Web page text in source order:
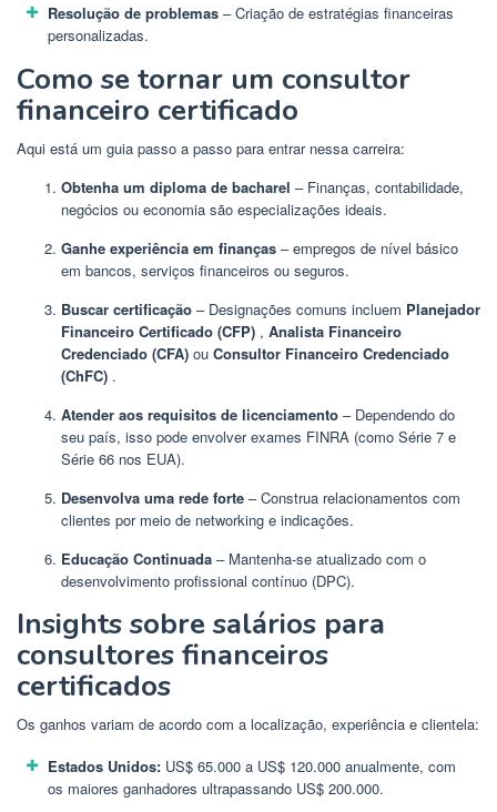
Resolução de problemas – Criação de estratégias financeiras
personalizadas.
Como se tornar um consultor
financeiro certificado
Aqui está um guia passo a passo para entrar nessa carreira:
Obtenha um diploma de bacharel – Finanças, contabilidade,
negócios ou economia são especializações ideais.
Ganhe experiência em finanças – empregos de nível básico
em bancos, serviços financeiros ou seguros.
Buscar certificação – Designações comuns incluem Planejador
Financeiro Certificado (CFP) , Analista Financeiro
Credenciado (CFA) ou Consultor Financeiro Credenciado
(ChFC) .
Atender aos requisitos de licenciamento – Dependendo do
seu país, isso pode envolver exames FINRA (como Série 7 e
Série 66 nos EUA).
Desenvolva uma rede forte – Construa relacionamentos com
clientes por meio de networking e indicações.
Educação Continuada – Mantenha-se atualizado com o
desenvolvimento profissional contínuo (DPC).
Insights sobre salários para
consultores financeiros
certificados
Os ganhos variam de acordo com a localização, experiência e clientela:
Estados Unidos: US$ 65.000 a US$ 120.000 anualmente, com
os maiores ganhadores ultrapassando US$ 200.000.